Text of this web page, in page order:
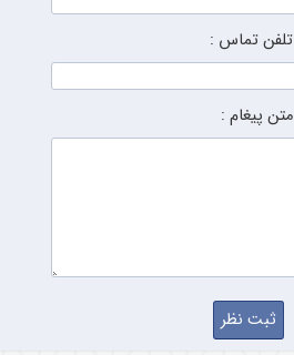
تلفن تماس :
متن پیغام :